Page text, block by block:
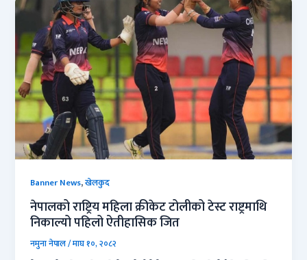
Banner News,खेलकुद
नेपालको राष्ट्रिय महिला क्रीकेट टोलीको टेस्ट राष्ट्रमाथि
निकाल्यो पहिलो ऐतीहासिक जित
नमुना नेपाल/माघ १०, २०८२